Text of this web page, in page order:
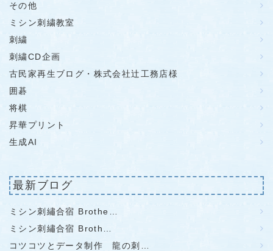
その他
ミシン刺繍教室
刺繍
刺繍CD企画
古民家再生ブログ・株式会社辻工務店様
囲碁
将棋
昇華プリント
生成AI
最新ブログ
ミシン刺繡合宿 Brothe…
ミシン刺繡合宿 Broth…
コツコツとデータ制作 龍の刺…